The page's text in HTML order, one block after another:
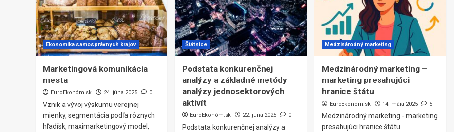
Ekonomika samosprávnych krajov
Marketingová komunikácia
mesta
EuroEkonóm.sk 24. júna 2025 0
Vznik a vývoj výskumu verejnej
mienky, segmentácia podľa rôznych
hľadísk, maximarketingový model,
Štátnice
Podstata konkurenčnej
analýzy a základné metódy
analýzy jednosektorových
aktivít
EuroEkonóm.sk 22. júna 2025 0
Podstata konkurenčnej analýzy a
Medzinárodný marketing
Medzinárodný marketing –
marketing presahujúci
hranice štátu
EuroEkonóm.sk 14. mája 2025 5
Medzinárodný marketing - marketing
presahujúci hranice štátu